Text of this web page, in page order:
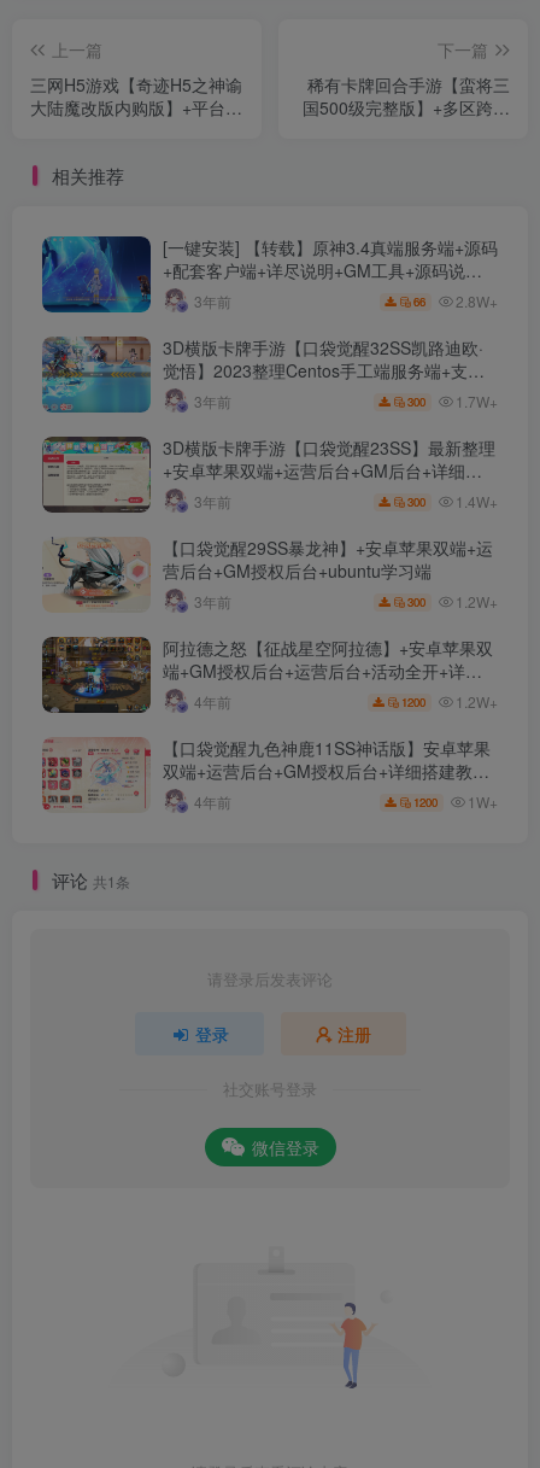
上一篇
三网H5游戏【奇迹H5之神谕
大陆魔改版内购版】+平台币
搭建教程
下一篇
稀有卡牌回合手游【蛮将三
国500级完整版】+多区跨服
相关推荐
[一键安装] 【转载】原神3.4真端服务端+源码
+配套客户端+详尽说明+GM工具+源码说明
文件3年前 66 2.8W+
3D横版卡牌手游【口袋觉醒32SS凯路迪欧·
觉悟】2023整理Centos手工端服务端+支付
对接+安卓苹果双端+运营后台+GM授权后台
+代理后台
3年前 300 1.7W+
3D横版卡牌手游【口袋觉醒23SS】最新整理
+安卓苹果双端+运营后台+GM后台+详细搭
建教程3年前 300 1.4W+
【口袋觉醒29SS暴龙神】+安卓苹果双端+运
营后台+GM授权后台+ubuntu学习端
3年前 300 1.2W+
阿拉德之怒【征战星空阿拉德】+安卓苹果双
端+GM授权后台+运营后台+活动全开+详细
教程 4年前 1200 1.2W+
【口袋觉醒九色神鹿11SS神话版】安卓苹果
双端+运营后台+GM授权后台+详细搭建教
程。 4年前 1200 1W+
评论 共1条
请登录后发表评论
登录 注册
社交账号登录
微信登录